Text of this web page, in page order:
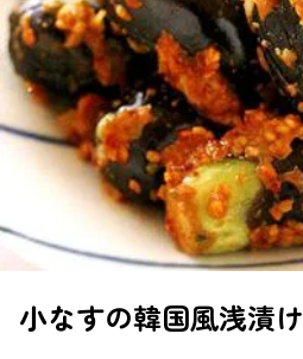
小なすの韓国風浅漬け